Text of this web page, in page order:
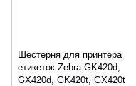
Шестерня для принтера
етикеток Zebra GK420d,
GX420d, GK420t, GX420t